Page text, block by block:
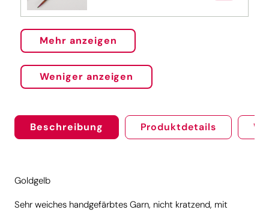
Mehr anzeigen
Weniger anzeigen
Beschreibung Produktdetails
Goldgelb
Sehr weiches handgefärbtes Garn, nicht kratzend, mit